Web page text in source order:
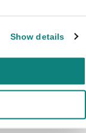
Show details